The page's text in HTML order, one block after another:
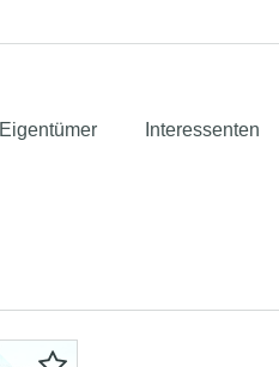
Eigentümer Interessenten